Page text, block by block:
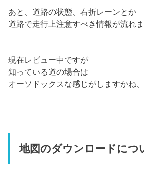
あと、道路の状態、右折レーンとか
道路で走行上注意すべき情報が流れま
現在レビュー中ですが
知っている道の場合は
オーソドックスな感じがしますかね、
地図のダウンロードにつ